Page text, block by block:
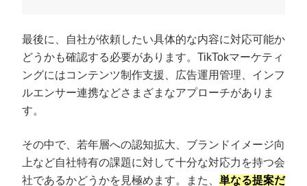
最後に、自社が依頼したい具体的な内容に対応可能か
どうかも確認する必要があります。TikTokマーケティ
ングにはコンテンツ制作支援、広告運用管理、インフ
ルエンサー連携などさまざまなアプローチがありま
す。
その中で、若年層への認知拡大、ブランドイメージ向
上など自社特有の課題に対して十分な対応力を持つ会
社であるかどうかを見極めます。また、 単なる提案だ